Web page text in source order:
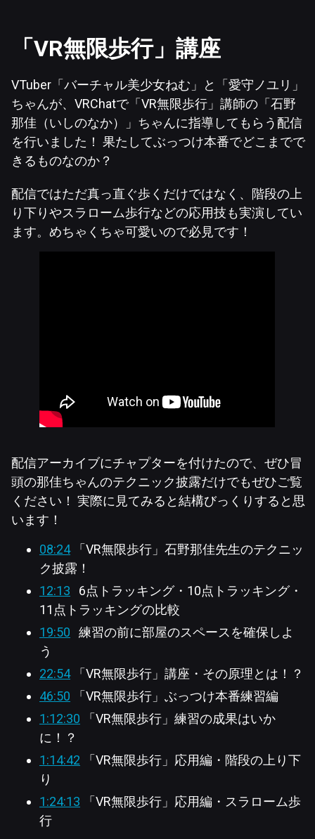
「VR無限歩行」講座
VTuber「バーチャル美少女ねむ」と「愛守ノユリ」
ちゃんが、VRChatで「VR無限歩行」講師の「石野
那佳（いしのなか）」ちゃんに指導してもらう配信
を行いました！ 果たしてぶっつけ本番でどこまでで
きるものなのか？
配信ではただ真っ直ぐ歩くだけではなく、階段の上
り下りやスラローム歩行などの応用技も実演してい
ます。めちゃくちゃ可愛いので必見です！
配信アーカイブにチャプターを付けたので、ぜひ冒
頭の那佳ちゃんのテクニック披露だけでもぜひご覧
ください！ 実際に見てみると結構びっくりすると思
います！
08:24「VR無限歩行」石野那佳先生のテクニッ
ク披露！
12:13 6点トラッキング・10点トラッキング・
11点トラッキングの比較
19:50 練習の前に部屋のスペースを確保しよ
う
22:54「VR無限歩行」講座・その原理とは！？
46:50 「VR無限歩行」ぶっつけ本番練習編
1:12:30 「VR無限歩行」練習の成果はいか
に！？
1:14:42 「VR無限歩行」応用編・階段の上り下
り
1:24:13 「VR無限歩行」応用編・スラローム歩
行